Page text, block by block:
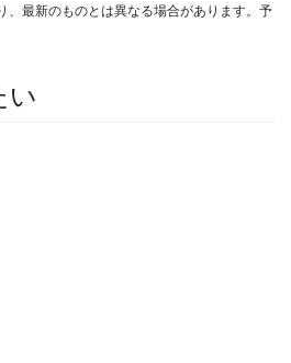
、最新のものとは異なる場合があります。予
い